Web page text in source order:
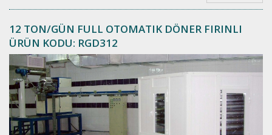
12 TON/GÜN FULL OTOMATIK DÖNER FIRINLI
ÜRÜN KODU: RGD312